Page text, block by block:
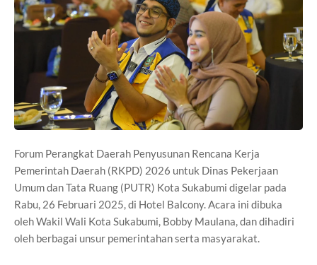
Forum Perangkat Daerah Penyusunan Rencana Kerja
Pemerintah Daerah (RKPD) 2026 untuk Dinas Pekerjaan
Umum dan Tata Ruang (PUTR) Kota Sukabumi digelar pada
Rabu, 26 Februari 2025, di Hotel Balcony. Acara ini dibuka
oleh Wakil Wali Kota Sukabumi, Bobby Maulana, dan dihadiri
oleh berbagai unsur pemerintahan serta masyarakat.